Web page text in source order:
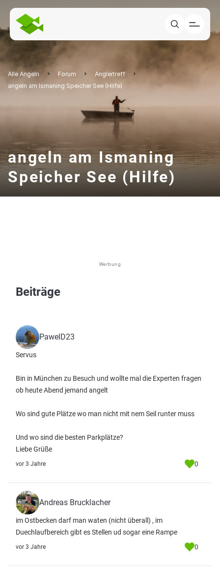
Alle Angeln Forum
Anglertreff
angeln am Ismaning Speicher See (Hilfe)
angeln am Ismaning
Speicher See (Hilfe)
Werbung
Beiträge
PawelD23
Servus
Bin in München zu Besuch und wollte mal die Experten fragen
ob heute Abend jemand angelt
Wo sind gute Plätze wo man nicht mit nem Seil runter muss
Und wo sind die besten Parkplätze?
Liebe Grüße
vor 3 Jahre 0
Andreas Brucklacher
im Ostbecken darf man waten (nicht überall) , im
Duechlaufbereich gibt es Stellen ud sogar eine Rampe
vor 3 Jahre 0